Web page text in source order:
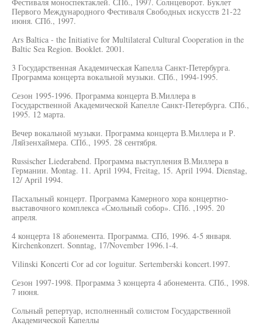
Первого Международного Фестиваля Свободных искусств 21-22
июня. СПб., 1997.
Ars Baltica - the Initiative for Multilateral Cultural Cooperation in the
Baltic Sea Region. Booklet. 2001.
3 Государственная Академическая Капелла Санкт-Петербурга.
Программа концерта вокальной музыки. СПб., 1994-1995.
Сезон 1995-1996. Программа концерта В.Миллера в
Государственной Академической Капелле Санкт-Петербурга. СПб.,
1995. 12 марта.
Вечер вокальной музыки. Программа концерта В.Миллера и Р.
Ляйзенхаймера. СПб., 1995. 28 сентября.
Russischer Liederabend. Программа выступления В.Миллера в
Германии. Montag. 11. April 1994, Freitag, 15. April 1994. Dienstag,
12/ April 1994.
Пасхальный концерт. Программа Камерного хора концертно-
выставочного комплекса «Смольный собор». СПб. ,1995. 20
апреля.
4 концерта 18 абонемента. Программа. СПб, 1996. 4-5 января.
Kirchenkonzert. Sonntag, 17/November 1996.1-4.
Vilinski Koncerti Cor ad cor loguitur. Sertemberski koncert.1997.
Сезон 1997-1998. Программа 3 концерта 4 абонемента. СПб., 1998.
7 июня.
Сольный репертуар, исполненный солистом Государственной
Академической Капеллы